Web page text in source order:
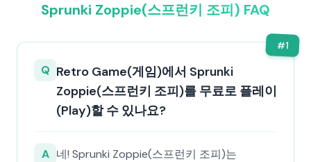
Sprunki Zoppie(스프런키 조피) FAQ
#1
Q Retro Game(게임)에서 Sprunki
Zoppie(스프런키 조피)를 무료로 플레이
(Play)할 수 있나요?
A 네! Sprunki Zoppie(스프런키 조피)는